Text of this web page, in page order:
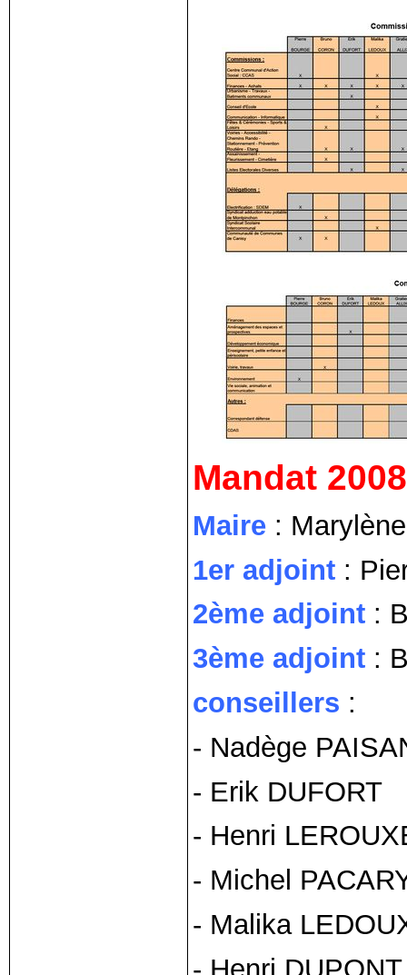
Mandat
Maire:
1er adjoint:
2ème adjoint:
3ème adjoint :
conseillers :
- Nadège
- Erik DUFORT
- Henri
- Michel
- Malika